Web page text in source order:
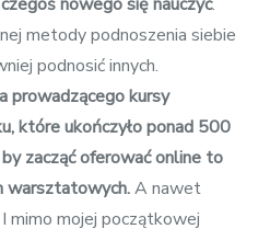
metody podnoszenia siebie
podnosić innych.
prowadzącego kursy
które ukończyło ponad 500
zacząć oferować online to
warsztatowych.A nawet
mimo mojej początkowej